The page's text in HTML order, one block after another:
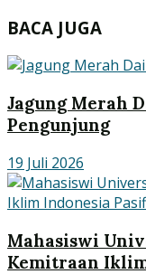
BACA JUGA
Jagung Merah
Pengunjung
19 Juli 2026
Mahasiswi
Kemitraan